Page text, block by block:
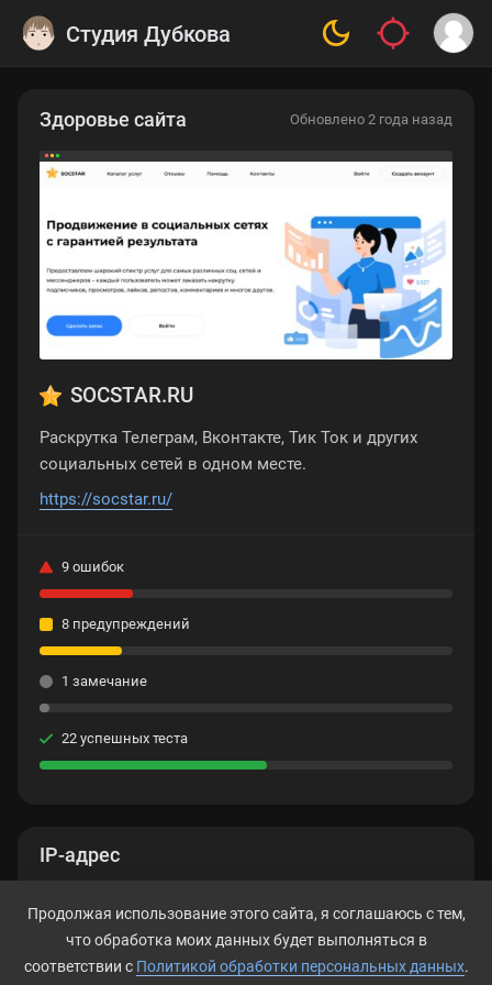
Студия Дубкова
IP-адрес
Здоровье сайта Обновлено 2 года назад
SOCSTAR.RU
Раскрутка Телеграм, Вконтакте, Тик Ток и других
социальных сетей в одном месте.
https://socstar.ru/
9 ошибок
8 предупреждений
1 замечание
22 успешных теста
Продолжая использование этого сайта, я соглашаюсь с тем,
что обработка моих данных будет выполняться в
соответствии с Политикой обработки персональных данных.